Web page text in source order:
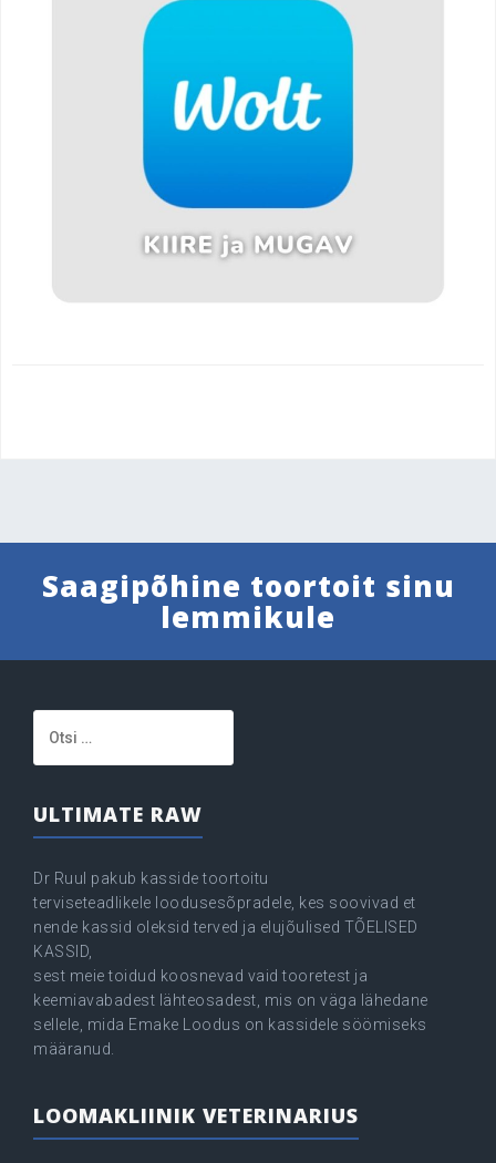
Saagipõhine toortoit sinu
lemmikule
ULTIMATE RAW
Dr Ruul pakub kasside toortoitu
terviseteadlikele loodusesõpradele, kes soovivad et
nende kassid oleksid terved ja elujõulised TÕELISED
KASSID,
sest meie toidud koosnevad vaid tooretest ja
keemiavabadest lähteosadest, mis on väga lähedane
sellele, mida Emake Loodus on kassidele söömiseks
määranud.
LOOMAKLIINIK VETERINARIUS